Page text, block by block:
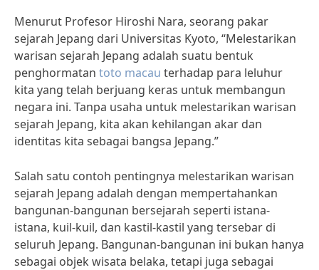
Menurut Profesor Hiroshi Nara, seorang pakar
sejarah Jepang dari Universitas Kyoto, “Melestarikan
warisan sejarah Jepang adalah suatu bentuk
penghormatan toto macau terhadap para leluhur
kita yang telah berjuang keras untuk membangun
negara ini. Tanpa usaha untuk melestarikan warisan
sejarah Jepang, kita akan kehilangan akar dan
identitas kita sebagai bangsa Jepang.”
Salah satu contoh pentingnya melestarikan warisan
sejarah Jepang adalah dengan mempertahankan
bangunan-bangunan bersejarah seperti istana-
istana, kuil-kuil, dan kastil-kastil yang tersebar di
seluruh Jepang. Bangunan-bangunan ini bukan hanya
sebagai objek wisata belaka, tetapi juga sebagai